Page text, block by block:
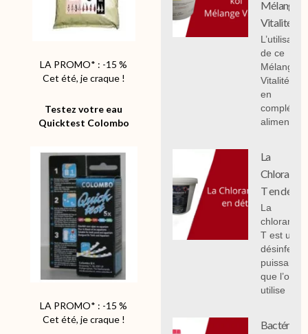
LA PROMO* : -15 %
Cet été, je craque !
Testez votre eau
Quicktest Colombo
LA PROMO* : -15 %
Cet été, je craque !
Mélange
Vitalité
L’utilisation
de ce
Mélange
Vitalité 1
en
alimentaire
La
T en détail
La
chloramine
T est un
puissant
que l’on
utilise
Bactéries